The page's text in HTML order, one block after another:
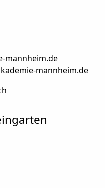
mannheim.de
mannheim.de